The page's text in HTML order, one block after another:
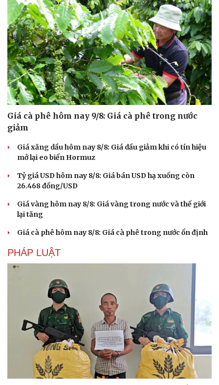
Sân khấu - Điện ảnh
Văn học
Âm nhạc
Giải trí
Nghệ sĩ
Thời trang
Sao Việt
Giá cà phê hôm nay 9/8: Giá cà phê trong nước
giảm
Giá xăng dầu hôm nay 8/8: Giá dầu giảm khi có tín hiệu
mở lại eo biển Hormuz
Tỷ giá USD hôm nay 8/8: Giá bán USD hạ xuống còn
26.468 đồng/USD
Giá vàng hôm nay 8/8: Giá vàng trong nước và thế giới
lại tăng
Giá cà phê hôm nay 8/8: Giá cà phê trong nước ổn định
PHÁP LUẬT